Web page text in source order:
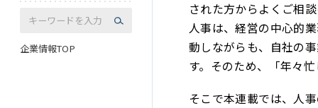
企業情報TOP
された方からよくご相談
人事は、経営の中心的
動しながらも、自社の
す。そのため、「年々
そこで本連載では、人